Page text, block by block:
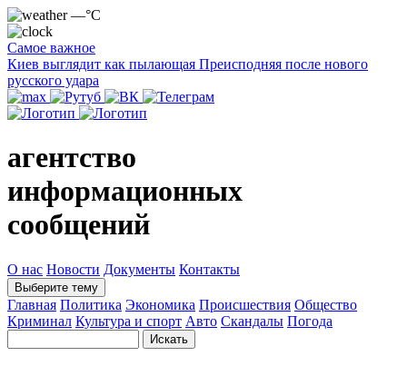
—°C
Самое важное
Киев выглядит как пылающая Преисподняя после нового
русского удара
агентство
информационных
сообщений
О нас Новости Документы Контакты
Выберите тему
Главная Политика Экономика Происшествия Общество
Криминал Культура и спорт Авто Скандалы Погода